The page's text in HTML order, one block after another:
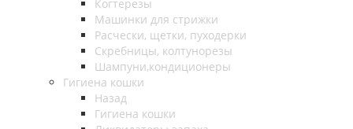
Когтерезы
Машинки для стрижки
Расчески, щетки, пуходерки
Скребницы, колтунорезы
Шампуни,кондиционеры
Гигиена кошки
Назад
Гигиена кошки